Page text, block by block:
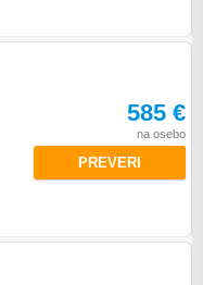
585 €
na osebo
PREVERI